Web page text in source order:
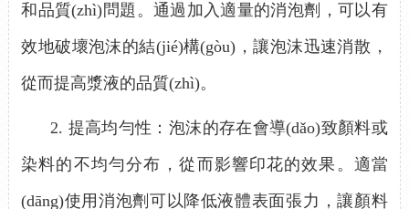
和品質(zhì)問題。通過加入適量的消泡劑，可以有
效地破壞泡沫的結(jié)構(gòu)，讓泡沫迅速消散，
從而提高漿液的品質(zhì)。
2. 提高均勻性：泡沫的存在會導(dǎo)致顏料或
染料的不均勻分布，從而影響印花的效果。適當
(dāng)使用消泡劑可以降低液體表面張力，讓顏料